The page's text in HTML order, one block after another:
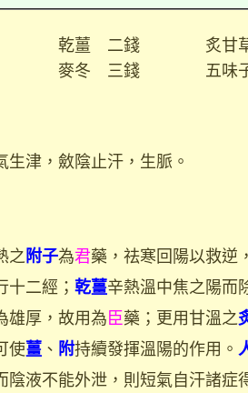
錢 乾薑 二錢 炙甘
冬 三錢 五味子
生津，斂陰止汗，生脈。
之附子為君藥，祛寒回陽以救逆
二經； 乾薑辛熱溫中焦之陽而
雄厚，故用為臣藥；更用甘溫之
使薑 、 附持續發揮溫陽的作用。
液不能外泄，則短氣自汗諸症